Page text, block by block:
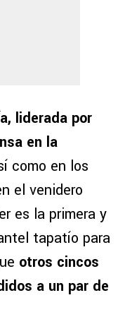
liderada por
en la
como en los
el venidero
es la primera y
tapatío para
otros cincos
a un par de